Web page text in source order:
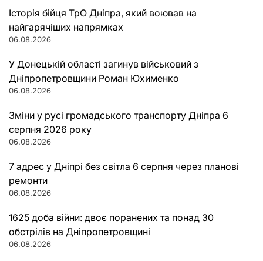
Історія бійця ТрО Дніпра, який воював на
найгарячіших напрямках
06.08.2026
У Донецькій області загинув військовий з
Дніпропетровщини Роман Юхименко
06.08.2026
Зміни у русі громадського транспорту Дніпра 6
серпня 2026 року
06.08.2026
7 адрес у Дніпрі без світла 6 серпня через планові
ремонти
06.08.2026
1625 доба війни: двоє поранених та понад 30
обстрілів на Дніпропетровщині
06.08.2026